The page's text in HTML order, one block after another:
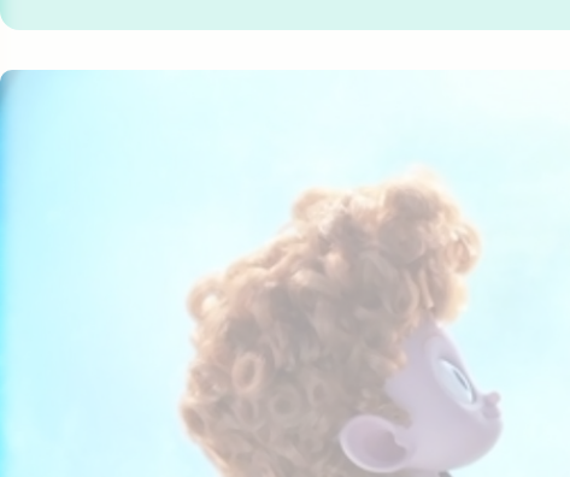
Contenu de l'article